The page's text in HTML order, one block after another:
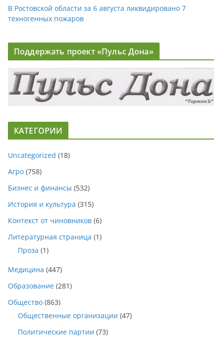
В Ростовской области за 6 августа ликвидировано 7
техногенных пожаров
Поддержать проект «Пульс Дона»
КАТЕГОРИИ
Uncategorized (18)
Агро (758)
Бизнес и финансы (532)
История и культура (315)
Контекст от чиновников (6)
Литературная страница (1)
Проза (1)
Медицина (447)
Образование (281)
Общество (863)
Общественные организации (47)
Политические партии (73)